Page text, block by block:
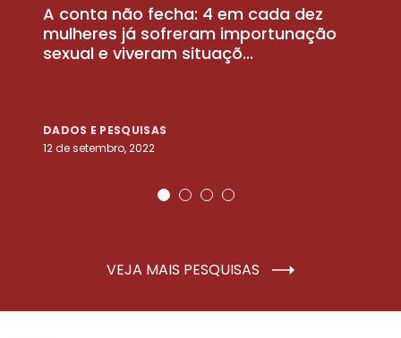
A conta não fecha: 4 em cada dez
mulheres já sofreram importunação
sexual e viveram situaçõ...
DADOS E PESQUISAS
12 de setembro, 2022
VEJA MAIS PESQUISAS